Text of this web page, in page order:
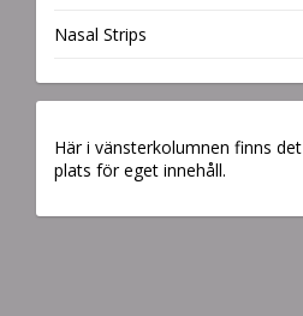
Nasal Strips
Här i vänsterkolumnen finns det
plats för eget innehåll.